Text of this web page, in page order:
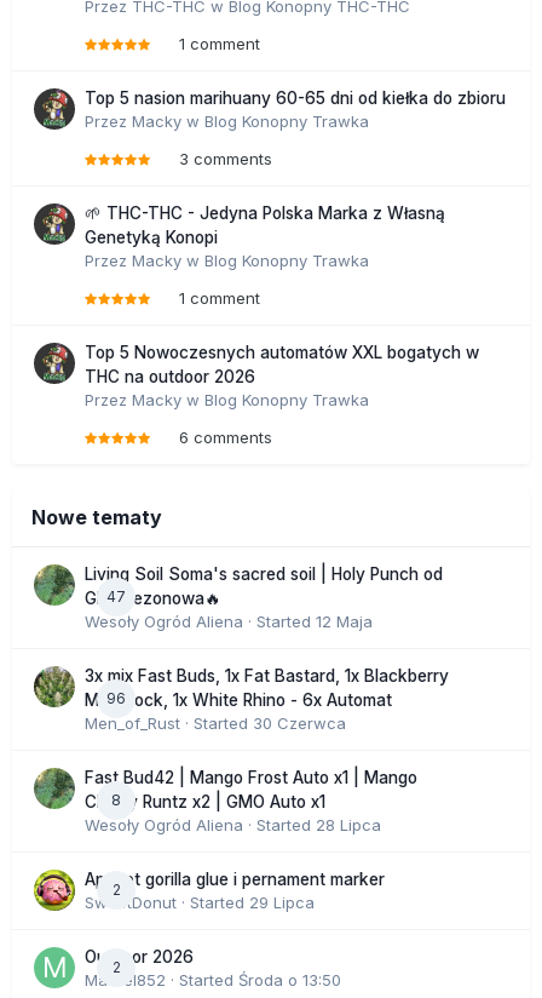
Przez THC-THC w Blog Konopny THC-THC
1 comment
Top 5 nasion marihuany 60-65 dni od kiełka do zbioru
Przez Macky w Blog Konopny Trawka
3 comments
🌱 THC-THC - Jedyna Polska Marka z Własną
Genetyką Konopi
Przez Macky w Blog Konopny Trawka
1 comment
Top 5 Nowoczesnych automatów XXL bogatych w
THC na outdoor 2026
Przez Macky w Blog Konopny Trawka
6 comments
Nowe tematy
47
Living Soil Soma's sacred soil | Holy Punch od
GHS sezonowa🔥
Wesoły Ogród Aliena · Started 12 Maja
96
3x mix Fast Buds, 1x Fat Bastard, 1x Blackberry
Moonrock, 1x White Rhino - 6x Automat
Men_of_Rust · Started 30 Czerwca
8
Fast Bud42 | Mango Frost Auto x1 | Mango
Cherry Runtz x2 | GMO Auto x1
Wesoły Ogród Aliena · Started 28 Lipca
2
Apricot gorilla glue i pernament marker
SweetDonut · Started 29 Lipca
2
Outdoor 2026
Marcel852 · Started Środa o 13:50